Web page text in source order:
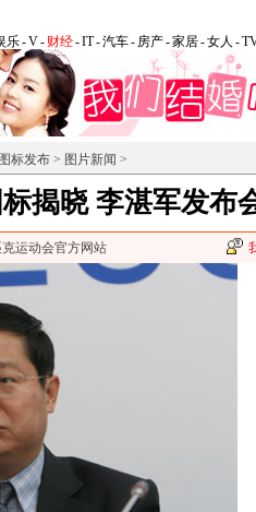
乐-V- 财经-IT-汽车- 房产-家居-女人 -
标发布 > 图片新闻 >
揭晓 李湛军发布
克运动会官方网站